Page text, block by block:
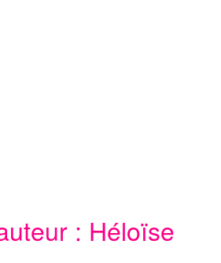
: Héloïse